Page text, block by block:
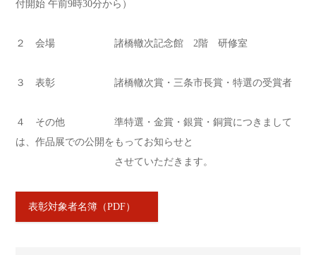
付開始 午前9時30分から）
２ 会場 諸橋轍次記念館 2階 研修室
３ 表彰 諸橋轍次賞・三条市長賞・特選の受賞者
４ その他 準特選・金賞・銀賞・銅賞につきまして
は、作品展での公開をもってお知らせと
させていただきます。
表彰対象者名簿（PDF）